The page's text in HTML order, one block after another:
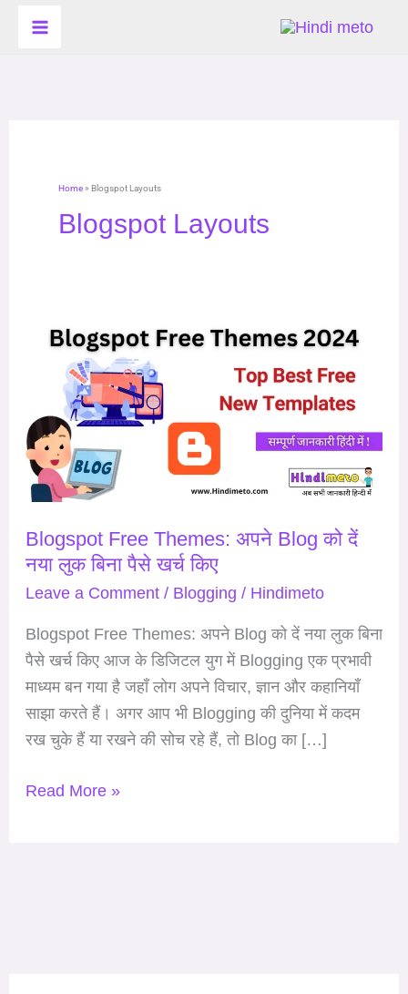
Home» Blogspot Layouts
Blogspot Layouts
Blogspot Free Themes: अपने Blog को दें
नया लुक बिना पैसे खर्च किए
Leave a Comment / Blogging / Hindimeto
Blogspot Free Themes: अपने Blog को दें नया लुक बिना
पैसे खर्च किए आज के डिजिटल युग में Blogging एक प्रभावी
माध्यम बन गया है जहाँ लोग अपने विचार, ज्ञान और कहानियाँ
साझा करते हैं। अगर आप भी Blogging की दुनिया में कदम
रख चुके हैं या रखने की सोच रहे हैं, तो Blog का […]
Blogspot
Free
Themes:
Blog
को
दें
लुक
बिना
पैसे
किए
Read More »